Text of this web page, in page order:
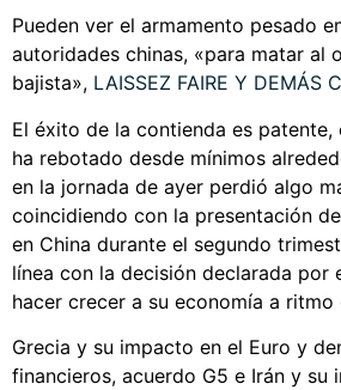
Pueden ver el armamento pesado
autoridades chinas, «para matar al
bajista», LAISSEZ FAIRE Y DEMÁS
El éxito de la contienda es patente,
ha rebotado desde mínimos
en la jornada de ayer perdió algo
coincidiendo con la presentación
en China durante el segundo
línea con la decisión declarada por
hacer crecer a su economía a ritmo
Grecia y su impacto en el Euro y
financieros, acuerdo G5 e Irán y su